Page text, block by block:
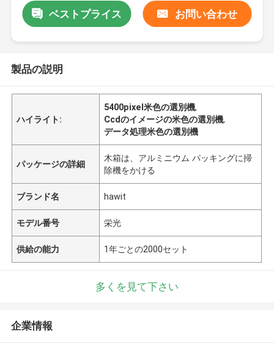
ベストプライス お問い合わせ
製品の説明
ハイライト:
5400pixel米色の選別機,
Ccdのイメージの米色の選別機,
データ処理米色の選別機
パッケージの詳細
木箱は、アルミニウム パッキングに掃
除機をかける
ブランド名 hawit
モデル番号 栄光
供給の能力 1年ごとの2000セット
多くを見て下さい
企業情報